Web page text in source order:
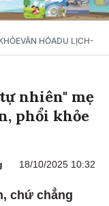
VĂN HÓADU LỊCH-
nhiên" mẹ
phổi khỏe
18/10/2025 10:32
chứ chẳng